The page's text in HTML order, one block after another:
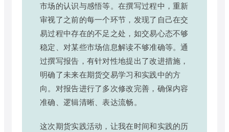
市场的认识与感悟等。在撰写过程中，重新
审视了之前的每一个环节，发现了自己在交
易过程中存在的不足之处，如交易心态不够
稳定、对某些市场信息解读不够准确等。通
过撰写报告，有针对性地提出了改进措施，
明确了未来在期货交易学习和实践中的方
向。对报告进行了多次修改完善，确保内容
准确、逻辑清晰、表达流畅。
这次期货实践活动，让我在时间和实践的历